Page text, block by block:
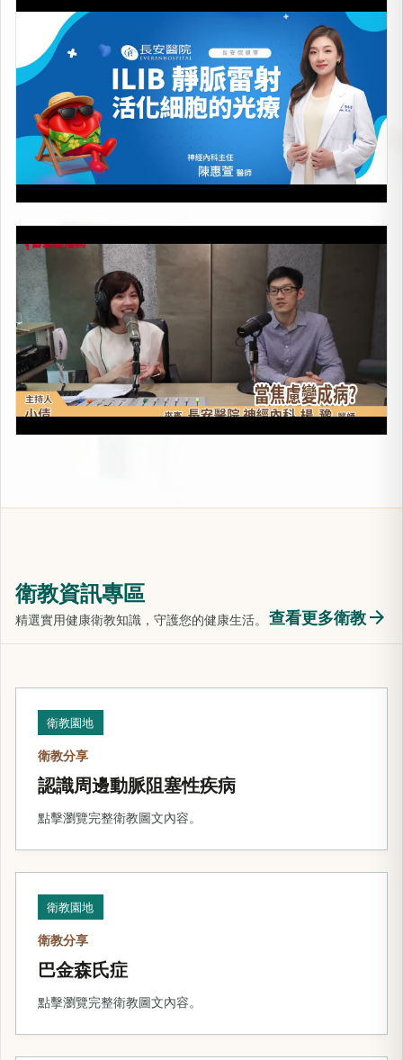
上架時間：2025-10-31
上架時間：2026-05-08
衛教資訊專區
精選實用健康衛教知識，守護您的健康生活。 查看更多衛教arrow_forward
衛教園地
衛教分享
認識周邊動脈阻塞性疾病
點擊瀏覽完整衛教圖文內容。
衛教園地
衛教分享
巴金森氏症
點擊瀏覽完整衛教圖文內容。